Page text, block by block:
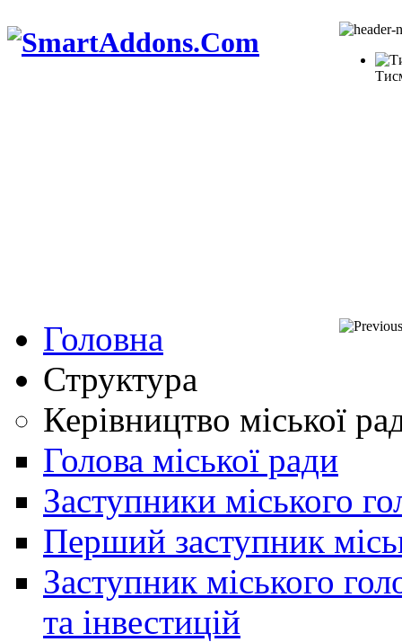
Головна
Структура
Керівництво міської
Голова міської ради
Заступники міського
Перший заступник
Заступник міського
та інвестицій